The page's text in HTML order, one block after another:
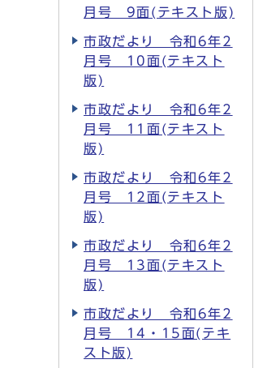
月号 9面(テキスト版)
市政だより 令和6年2
月号 10面(テキスト
版)
市政だより 令和6年2
月号 11面(テキスト
版)
市政だより 令和6年2
月号 12面(テキスト
版)
市政だより 令和6年2
月号 13面(テキスト
版)
市政だより 令和6年2
月号 14・15面(テキ
スト版)